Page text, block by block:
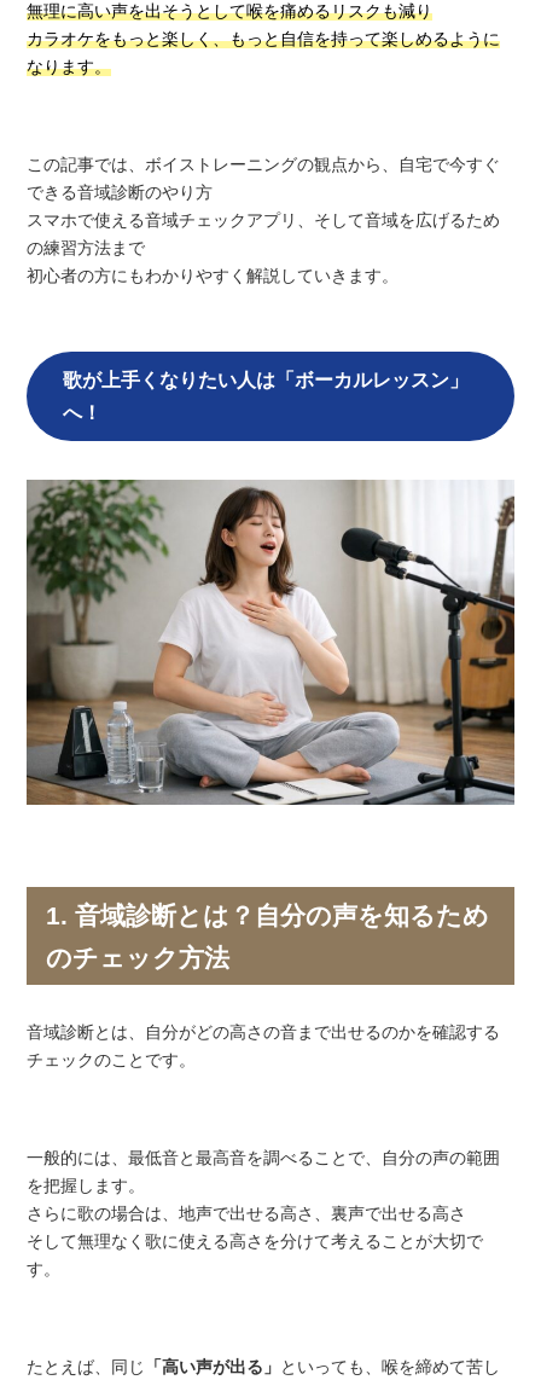
無理に高い声を出そうとして喉を痛めるリスクも減り
カラオケをもっと楽しく、もっと自信を持って楽しめるように
なります。
この記事では、ボイストレーニングの観点から、自宅で今すぐ
できる音域診断のやり方
スマホで使える音域チェックアプリ、そして音域を広げるため
の練習方法まで
初心者の方にもわかりやすく解説していきます。
歌が上手くなりたい人は「ボーカルレッスン」
へ！
1. 音域診断とは？自分の声を知るため
のチェック方法
音域診断とは、自分がどの高さの音まで出せるのかを確認する
チェックのことです。
一般的には、最低音と最高音を調べることで、自分の声の範囲
を把握します。
さらに歌の場合は、地声で出せる高さ、裏声で出せる高さ
そして無理なく歌に使える高さを分けて考えることが大切で
す。
たとえば、同じ 「高い声が出る」 といっても、喉を締めて苦し